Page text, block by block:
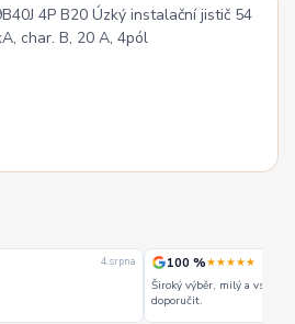
4. srpna 100 %★★★★★
Široký výběr, milý a
doporučit.